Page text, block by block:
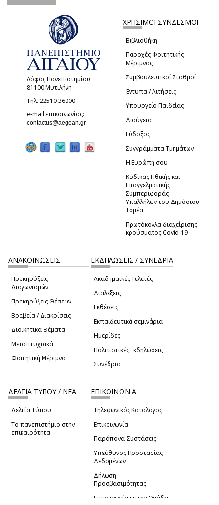
Λόφος Πανεπιστημίου
81100 Μυτιλήνη
Τηλ. 22510 36000
e-mail επικοινωνίας:
contactus@aegean.gr (link sends e-mail)
ΧΡΗΣΙΜΟΙ ΣΥΝΔΕΣΜΟΙ
Βιβλιοθήκη
Παροχές Φοιτητικής
Μέριμνας
Συμβουλευτικοί Σταθμοί
Έντυπα / Αιτήσεις
Υπουργείο Παιδείας
Διαύγεια
Εύδοξος
Συγγράμματα Τμημάτων
Η Ευρώπη σου
Κώδικας Ηθικής και
Επαγγελματικής
Συμπεριφοράς
Υπαλλήλων του Δημόσιου
Τομέα
Πρωτόκολλα διαχείρισης
κρούσματος Covid-19
ΑΝΑΚΟΙΝΩΣΕΙΣ
Προκηρύξεις
Διαγωνισμών
Προκηρύξεις Θέσεων
Βραβεία / Διακρίσεις
Διοικητικά Θέματα
Μεταπτυχιακά
Φοιτητική Μέριμνα
ΕΚΔΗΛΩΣΕΙΣ / ΣΥΝΕΔΡΙΑ
Ακαδημαϊκές Τελετές
Διαλέξεις
Εκθέσεις
Εκπαιδευτικά σεμινάρια
Ημερίδες
Πολιτιστικές Εκδηλώσεις
Συνέδρια
ΔΕΛΤΙΑ ΤΥΠΟΥ / ΝΕΑ
Δελτία Τύπου
Το πανεπιστήμιο στην
επικαιρότητα
ΕΠΙΚΟΙΝΩΝΙΑ
Τηλεφωνικός Κατάλογος
Επικοινωνία
Παράπονα-Συστάσεις
Υπεύθυνος Προστασίας
Δεδομένων
Δήλωση
Προσβασιμότητας
Επικοινωνία με την Ομάδα